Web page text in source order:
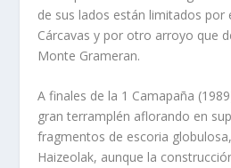
de sus lados están limitados por
Cárcavas y por otro arroyo que
Monte Grameran.
A finales de la 1 Camapaña
gran terramplén aflorando en
fragmentos de escoria
Haizeolak, aunque la